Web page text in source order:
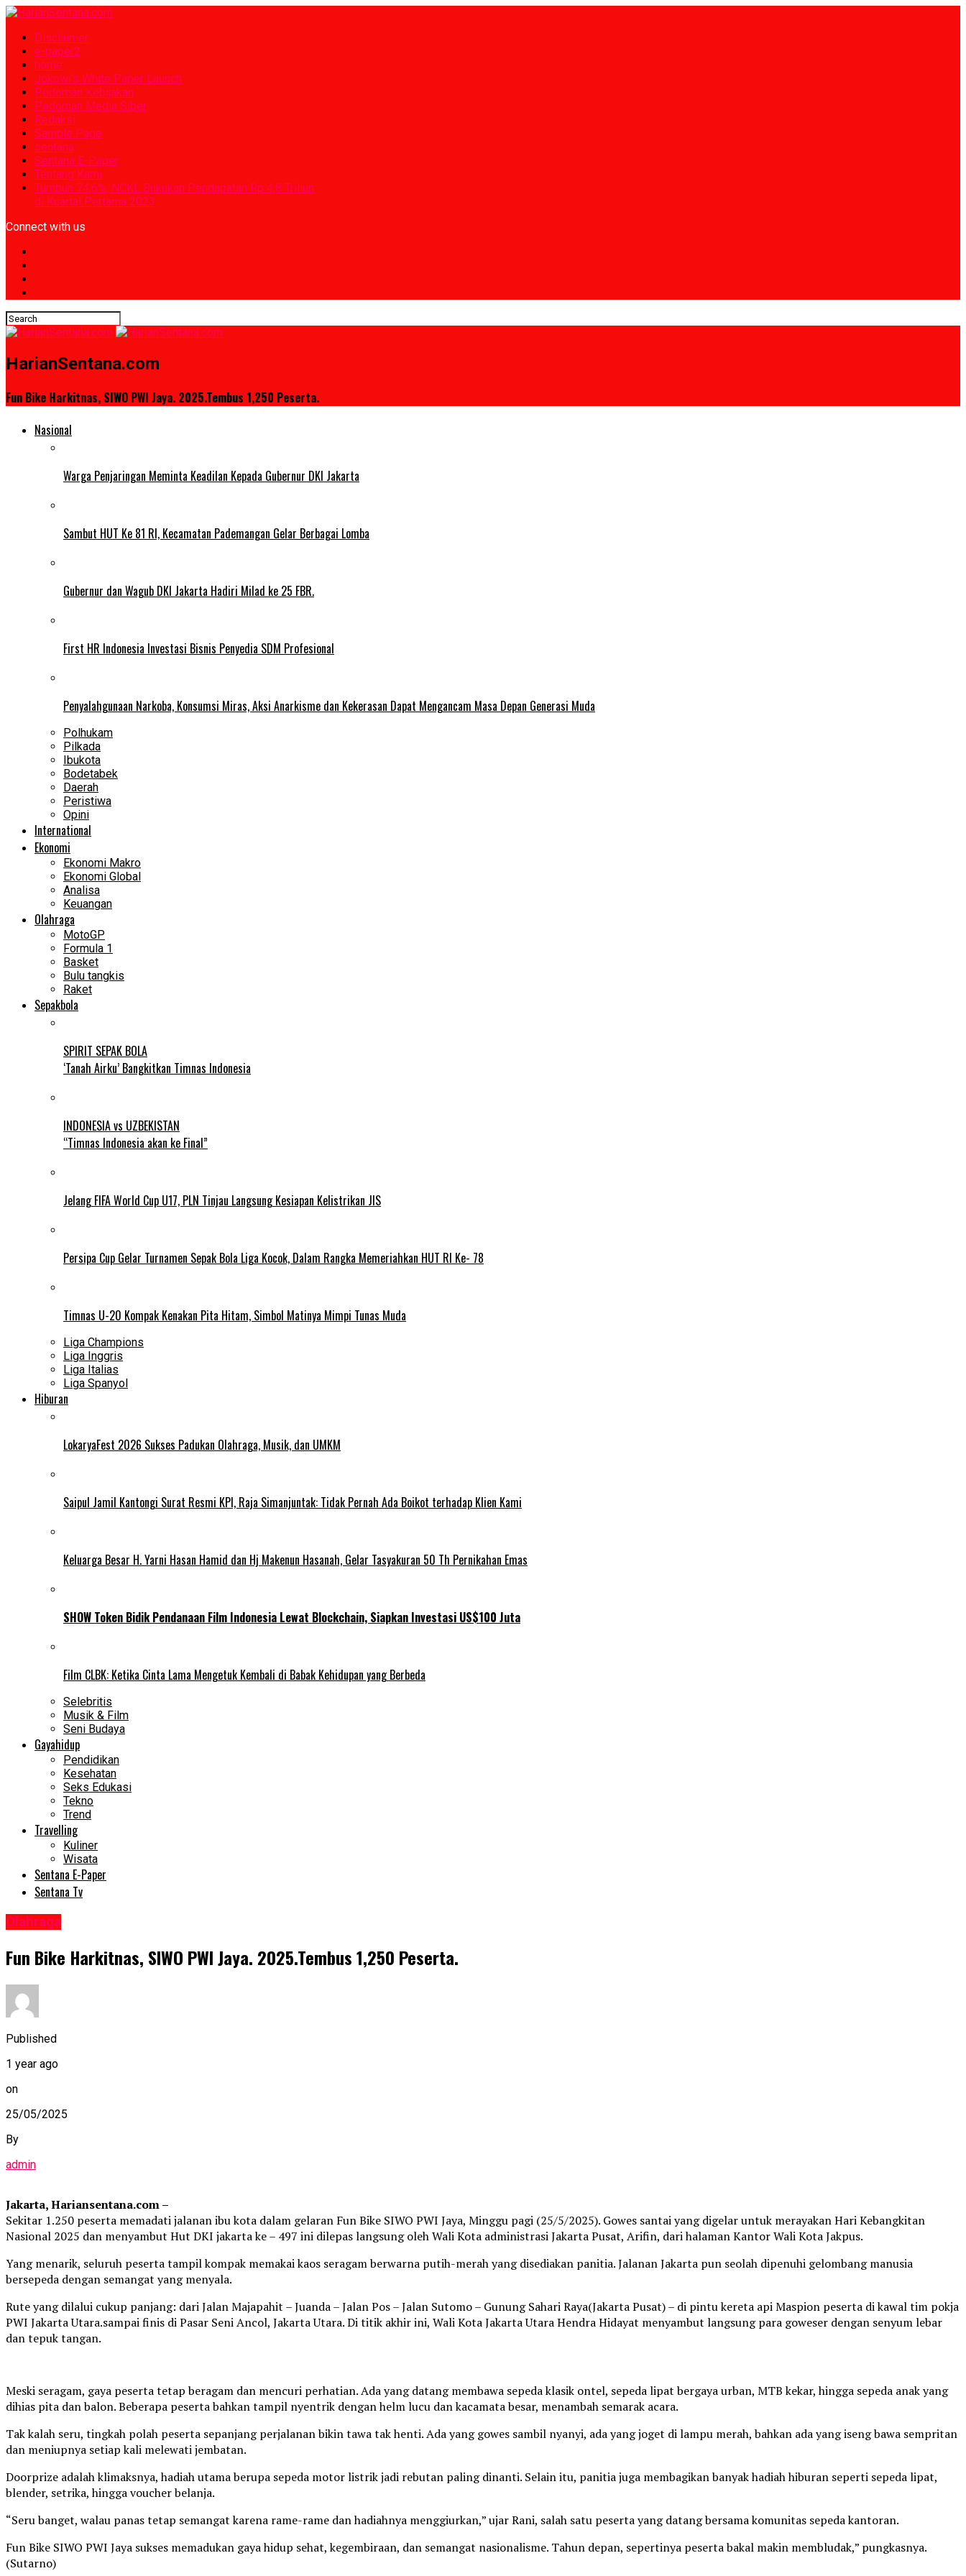
Disclaimer
e-paper2
home
Jokowi’s White Paper Launch
Pedoman Kebijakan
Pedoman Media Siber
Redaksi
Sample Page
sentana
Sentana E-Paper
Tentang Kami
Tumbuh 74,6%, NCKL Bukukan Pendapatan Rp 4,8 Triliun
di Kuartal Pertama 2023
Connect with us
HarianSentana.com
Fun Bike Harkitnas, SIWO PWI Jaya. 2025.Tembus 1,250 Peserta.
Nasional
Warga Penjaringan Meminta Keadilan Kepada Gubernur DKI Jakarta
Sambut HUT Ke 81 RI, Kecamatan Pademangan Gelar Berbagai Lomba
Gubernur dan Wagub DKI Jakarta Hadiri Milad ke 25 FBR.
First HR Indonesia Investasi Bisnis Penyedia SDM Profesional
Penyalahgunaan Narkoba, Konsumsi Miras, Aksi Anarkisme dan Kekerasan Dapat Mengancam Masa Depan Generasi Muda
Polhukam
Pilkada
Ibukota
Bodetabek
Daerah
Peristiwa
Opini
International
Ekonomi
Ekonomi Makro
Ekonomi Global
Analisa
Keuangan
Olahraga
MotoGP
Formula 1
Basket
Bulu tangkis
Raket
Sepakbola
SPIRIT SEPAK BOLA
‘Tanah Airku’ Bangkitkan Timnas Indonesia
INDONESIA vs UZBEKISTAN
“Timnas Indonesia akan ke Final”
Jelang FIFA World Cup U17, PLN Tinjau Langsung Kesiapan Kelistrikan JIS
Persipa Cup Gelar Turnamen Sepak Bola Liga Kocok, Dalam Rangka Memeriahkan HUT RI Ke- 78
Timnas U-20 Kompak Kenakan Pita Hitam, Simbol Matinya Mimpi Tunas Muda
Liga Champions
Liga Inggris
Liga Italias
Liga Spanyol
Hiburan
LokaryaFest 2026 Sukses Padukan Olahraga, Musik, dan UMKM
Saipul Jamil Kantongi Surat Resmi KPI, Raja Simanjuntak: Tidak Pernah Ada Boikot terhadap Klien Kami
Keluarga Besar H. Yarni Hasan Hamid dan Hj Makenun Hasanah, Gelar Tasyakuran 50 Th Pernikahan Emas
SHOW Token Bidik Pendanaan Film Indonesia Lewat Blockchain, Siapkan Investasi US$100 Juta
Film CLBK: Ketika Cinta Lama Mengetuk Kembali di Babak Kehidupan yang Berbeda
Selebritis
Musik & Film
Seni Budaya
Gayahidup
Pendidikan
Kesehatan
Seks Edukasi
Tekno
Trend
Travelling
Kuliner
Wisata
Sentana E-Paper
Sentana Tv
Olahraga
Fun Bike Harkitnas, SIWO PWI Jaya. 2025.Tembus 1,250 Peserta.
Published
1 year ago
on
25/05/2025
By
admin
Jakarta, Hariansentana.com –
Sekitar 1.250 peserta memadati jalanan ibu kota dalam gelaran Fun Bike SIWO PWI Jaya, Minggu pagi (25/5/2025). Gowes santai yang digelar untuk merayakan Hari Kebangkitan
Nasional 2025 dan menyambut Hut DKI jakarta ke – 497 ini dilepas langsung oleh Wali Kota administrasi Jakarta Pusat, Arifin, dari halaman Kantor Wali Kota Jakpus.
Yang menarik, seluruh peserta tampil kompak memakai kaos seragam berwarna putih-merah yang disediakan panitia. Jalanan Jakarta pun seolah dipenuhi gelombang manusia
bersepeda dengan semangat yang menyala.
Rute yang dilalui cukup panjang: dari Jalan Majapahit – Juanda – Jalan Pos – Jalan Sutomo – Gunung Sahari Raya(Jakarta Pusat) – di pintu kereta api Maspion peserta di kawal tim pokja
PWI Jakarta Utara.sampai finis di Pasar Seni Ancol, Jakarta Utara. Di titik akhir ini, Wali Kota Jakarta Utara Hendra Hidayat menyambut langsung para goweser dengan senyum lebar
dan tepuk tangan.
Meski seragam, gaya peserta tetap beragam dan mencuri perhatian. Ada yang datang membawa sepeda klasik ontel, sepeda lipat bergaya urban, MTB kekar, hingga sepeda anak yang
dihias pita dan balon. Beberapa peserta bahkan tampil nyentrik dengan helm lucu dan kacamata besar, menambah semarak acara.
Tak kalah seru, tingkah polah peserta sepanjang perjalanan bikin tawa tak henti. Ada yang gowes sambil nyanyi, ada yang joget di lampu merah, bahkan ada yang iseng bawa sempritan
dan meniupnya setiap kali melewati jembatan.
Doorprize adalah klimaksnya, hadiah utama berupa sepeda motor listrik jadi rebutan paling dinanti. Selain itu, panitia juga membagikan banyak hadiah hiburan seperti sepeda lipat,
blender, setrika, hingga voucher belanja.
“Seru banget, walau panas tetap semangat karena rame-rame dan hadiahnya menggiurkan,” ujar Rani, salah satu peserta yang datang bersama komunitas sepeda kantoran.
Fun Bike SIWO PWI Jaya sukses memadukan gaya hidup sehat, kegembiraan, dan semangat nasionalisme. Tahun depan, sepertinya peserta bakal makin membludak,” pungkasnya.
(Sutarno)